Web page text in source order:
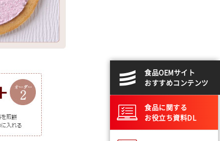
食品OEMサイト
おすすめコンテンツ
食品に関する
お役立ち資料DL